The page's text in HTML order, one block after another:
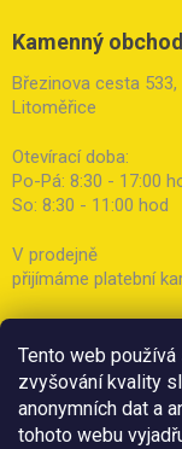
Tento web
zvyšování kvality
anonymních dat a
tohoto webu
Kamenný obchod
Březinova cesta 533,
Litoměřice
Otevírací doba:
Po-Pá: 8:30 - 17:00
So: 8:30 - 11:00 hod
V prodejně
přijímáme platební